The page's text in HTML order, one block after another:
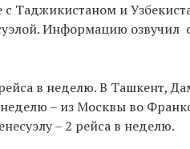
Таджикистаном и
Информацию озвучил
в неделю. В Ташкент,
– из Москвы во
– 2 рейса в неделю.